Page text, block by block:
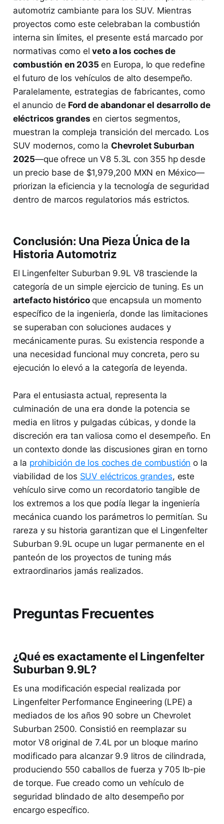
automotriz cambiante para los SUV. Mientras
proyectos como este celebraban la combustión
interna sin límites, el presente está marcado por
normativas como elveto a los coches de
combustión en 2035 en Europa, lo que redefine
el futuro de los vehículos de alto desempeño.
Paralelamente, estrategias de fabricantes, como
el anuncio de Ford de abandonar el desarrollo de
eléctricos grandes en ciertos segmentos,
muestran la compleja transición del mercado. Los
SUV modernos, como la Chevrolet Suburban
2025—que ofrece un V8 5.3L con 355 hp desde
un precio base de $1,979,200 MXN en México—
priorizan la eficiencia y la tecnología de seguridad
dentro de marcos regulatorios más estrictos.
Conclusión: Una Pieza Única de la
Historia Automotriz
El Lingenfelter Suburban 9.9L V8 trasciende la
categoría de un simple ejercicio de tuning. Es un
artefacto históricoque encapsula un momento
específico de la ingeniería, donde las limitaciones
se superaban con soluciones audaces y
mecánicamente puras. Su existencia responde a
una necesidad funcional muy concreta, pero su
ejecución lo elevó a la categoría de leyenda.
Para el entusiasta actual, representa la
culminación de una era donde la potencia se
media en litros y pulgadas cúbicas, y donde la
discreción era tan valiosa como el desempeño. En
un contexto donde las discusiones giran en torno
a la prohibición de los coches de combustión o la
viabilidad de los SUV eléctricos grandes, este
vehículo sirve como un recordatorio tangible de
los extremos a los que podía llegar la ingeniería
mecánica cuando los parámetros lo permitían. Su
rareza y su historia garantizan que el Lingenfelter
Suburban 9.9L ocupe un lugar permanente en el
panteón de los proyectos de tuning más
extraordinarios jamás realizados.
Preguntas Frecuentes
¿Qué es exactamente el Lingenfelter
Suburban 9.9L?
Es una modificación especial realizada por
Lingenfelter Performance Engineering (LPE) a
mediados de los años 90 sobre un Chevrolet
Suburban 2500. Consistió en reemplazar su
motor V8 original de 7.4L por un bloque marino
modificado para alcanzar 9.9 litros de cilindrada,
produciendo 550 caballos de fuerza y 705 lb-pie
de torque. Fue creado como un vehículo de
seguridad blindado de alto desempeño por
encargo específico.